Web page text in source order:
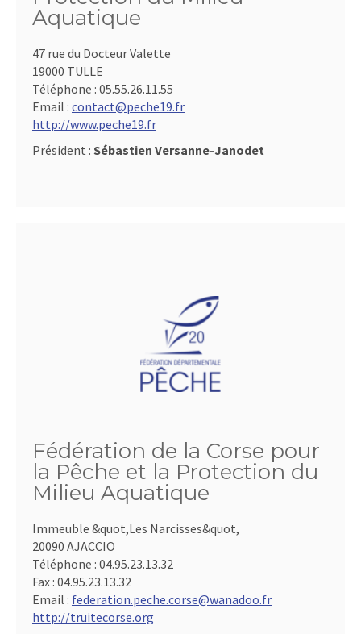
Aquatique
47 rue du Docteur Valette
19000 TULLE
Téléphone : 05.55.26.11.55
Email : contact@peche19.fr
http://www.peche19.fr
Président : Sébastien Versanne-Janodet
Fédération de la Corse pour
la Pêche et la Protection du
Milieu Aquatique
Immeuble &quot,Les Narcisses&quot,
20090 AJACCIO
Téléphone : 04.95.23.13.32
Fax : 04.95.23.13.32
Email : federation.peche.corse@wanadoo.fr
http://truitecorse.org